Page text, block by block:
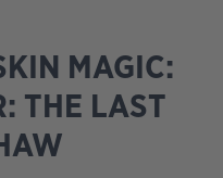
MAGIC:
THE LAST